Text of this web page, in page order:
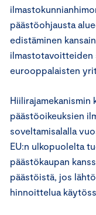
päästöohjausta
edistäminen
ilmastotavoitteiden
eurooppalaisten
päästöoikeuksien
soveltamisalalla
EU:n ulkopuolelta
päästökaupan
päästöistä, jos
hinnoittelua